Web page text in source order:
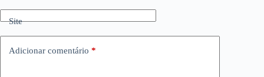
Site
Adicionar comentário *